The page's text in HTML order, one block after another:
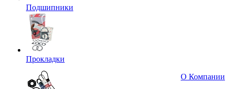
Подшипники
Прокладки
О Компании